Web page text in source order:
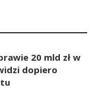
20 mld zł w
dopiero